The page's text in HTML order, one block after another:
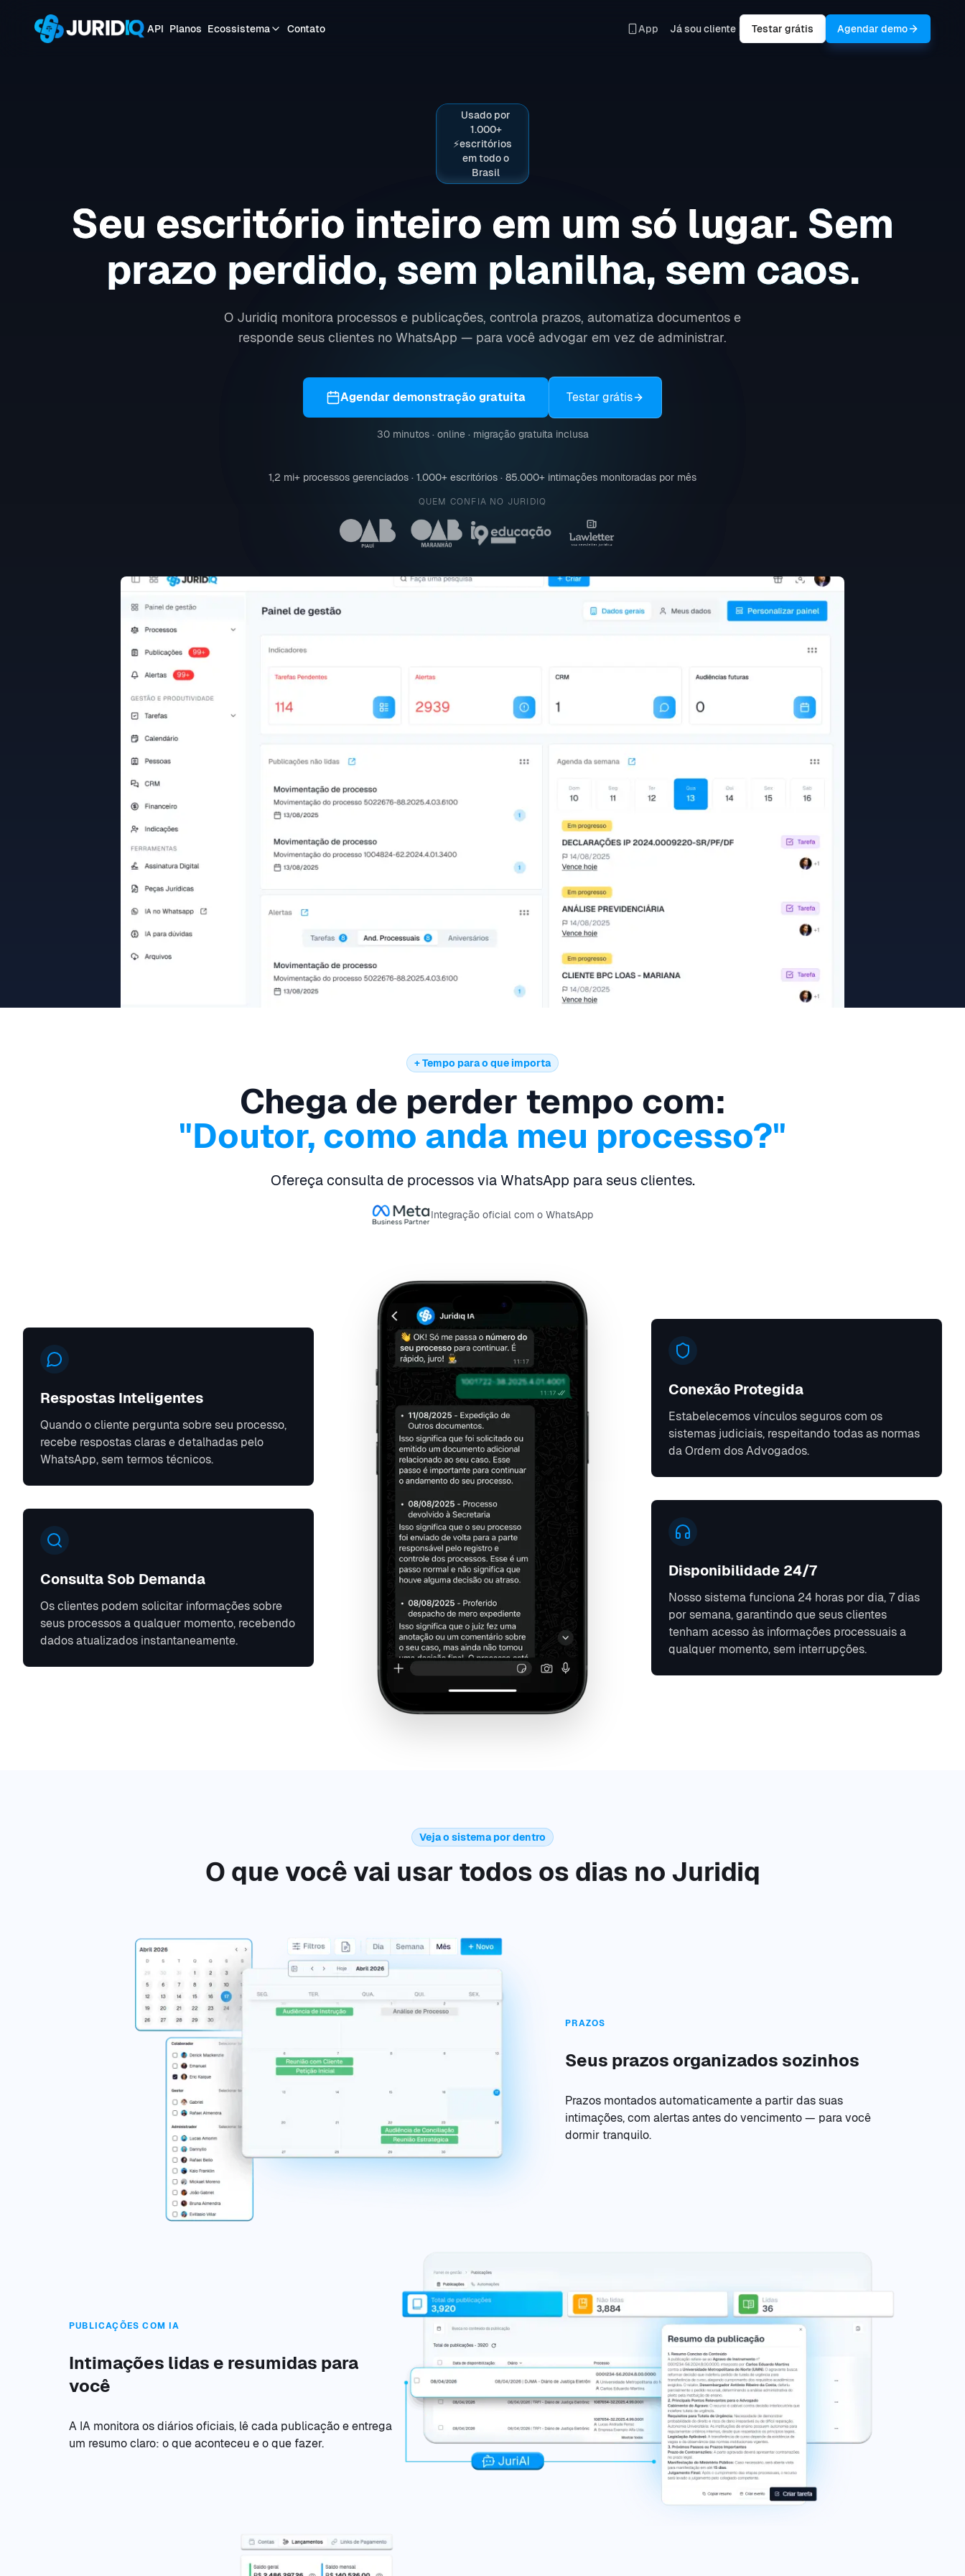
API Planos Ecossistema Contato App Já sou cliente Testar grátis Agendar demo
⚡
Usado por
1.000+
escritórios
em todo o
Brasil
Seu escritório inteiro em um só lugar. Sem
prazo perdido, sem planilha, sem caos.
O Juridiq monitora processos e publicações, controla prazos, automatiza documentos e
responde seus clientes no WhatsApp — para você advogar em vez de administrar.
Agendar demonstração gratuita Testar grátis
30 minutos · online · migração gratuita inclusa
1,2 mi+ processos gerenciados · 1.000+ escritórios · 85.000+ intimações monitoradas por mês
QUEM CONFIA NO JURIDIQ
+ Tempo para o que importa
Chega de perder tempo com:
"Doutor, como anda meu processo?"
Ofereça consulta de processos via WhatsApp para seus clientes.
Integração oficial com o WhatsApp
Respostas Inteligentes
Quando o cliente pergunta sobre seu processo,
recebe respostas claras e detalhadas pelo
WhatsApp, sem termos técnicos.
Consulta Sob Demanda
Os clientes podem solicitar informações sobre
seus processos a qualquer momento, recebendo
dados atualizados instantaneamente.
Conexão Protegida
Estabelecemos vínculos seguros com os
sistemas judiciais, respeitando todas as normas
da Ordem dos Advogados.
Disponibilidade 24/7
Nosso sistema funciona 24 horas por dia, 7 dias
por semana, garantindo que seus clientes
tenham acesso às informações processuais a
qualquer momento, sem interrupções.
Veja o sistema por dentro
O que você vai usar todos os dias no Juridiq
PRAZOS
Seus prazos organizados sozinhos
Prazos montados automaticamente a partir das suas
intimações, com alertas antes do vencimento — para você
dormir tranquilo.
PUBLICAÇÕES COM IA
Intimações lidas e resumidas para
você
A IA monitora os diários oficiais, lê cada publicação e entrega
um resumo claro: o que aconteceu e o que fazer.